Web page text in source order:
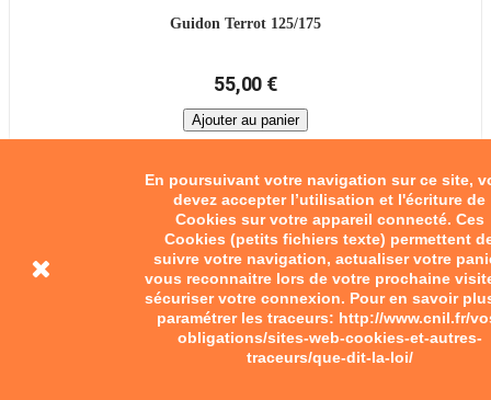
En poursuivant votre navigation sur ce site,
devez accepter l’utilisation et l'écriture de
Cookies sur votre appareil connecté. Ces
Cookies (petits fichiers texte) permettent
suivre votre navigation, actualiser votre
vous reconnaitre lors de votre prochaine
sécuriser votre connexion. Pour en savoir
paramétrer les traceurs: http://www.cnil.fr/
obligations/sites-web-cookies-et-autres-
traceurs/que-dit-la-loi/
Guidon Terrot 125/175
55,00 €
Ajouter au panier